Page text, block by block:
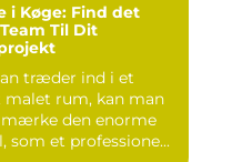
i Køge: Find det
Til Dit
træder ind i et
malet rum, kan man
mærke den enorme
som et professione...